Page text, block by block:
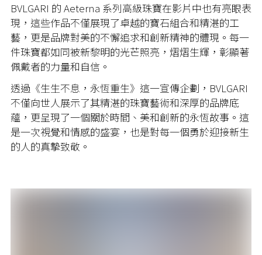
BVLGARI 的 Aeterna 系列高級珠寶在影片中也有亮眼表
現，這些作品不僅展現了卓越的寶石組合和精湛的工
藝，更是品牌對美的不懈追求和創新精神的體現。每一
件珠寶都如同被新黎明的光芒照亮，熠熠生輝，彰顯著
佩戴者的力量和自信。
透過《生生不息，永恆重生》這一宣傳企劃，BVLGARI
不僅向世人展示了其精湛的珠寶藝術和深厚的品牌底
蘊，更呈現了一個關於時間、美和創新的永恆故事。這
是一次視覺和情感的盛宴，也是對每一個勇於迎接新生
的人的真摯致敬。